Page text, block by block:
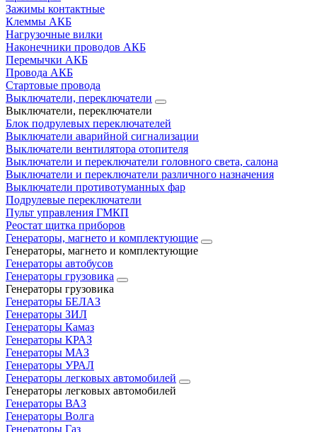
Зажимы контактные
Клеммы АКБ
Нагрузочные вилки
Наконечники проводов АКБ
Перемычки АКБ
Провода АКБ
Стартовые провода
Выключатели, переключатели
Выключатели, переключатели
Блок подрулевых переключателей
Выключатели аварийной сигнализации
Выключатели вентилятора отопителя
Выключатели и переключатели головного света, салона
Выключатели и переключатели различного назначения
Выключатели противотуманных фар
Подрулевые переключатели
Пульт управления ГМКП
Реостат щитка приборов
Генераторы, магнето и комплектующие
Генераторы, магнето и комплектующие
Генераторы автобусов
Генераторы грузовика
Генераторы грузовика
Генераторы БЕЛАЗ
Генераторы ЗИЛ
Генераторы Камаз
Генераторы КРАЗ
Генераторы МАЗ
Генераторы УРАЛ
Генераторы легковых автомобилей
Генераторы легковых автомобилей
Генераторы ВАЗ
Генераторы Волга
Генераторы Газ